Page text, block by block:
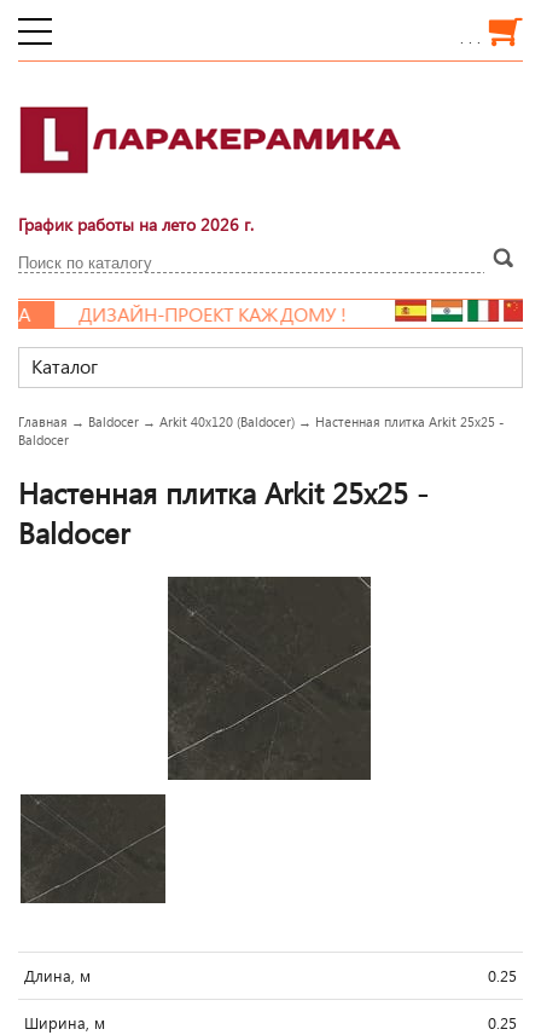
. . .
График работы на лето 2026 г.
ДИЗАЙН-ПРОЕКТ КАЖДОМУ !
Каталог
Главная → Baldocer → Arkit 40x120 (Baldocer) → Настенная плитка Arkit 25x25 -
Baldocer
Настенная плитка Arkit 25x25 -
Baldocer
Длина, м 0.25
Ширина, м 0.25